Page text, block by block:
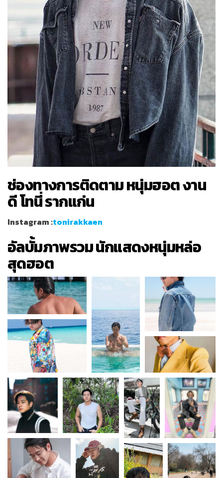
ช่องทางการติดตาม หนุ่มฮอต งาน
ดี โทนี่ รากแก่น
Instagram :tonirakkaen
อัลบั้มภาพรวม นักแสดงหนุ่มหล่อ
สุดฮอต